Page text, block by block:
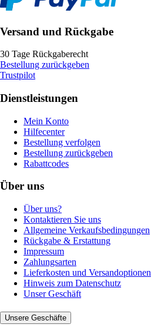
Versand und Rückgabe
30 Tage Rückgaberecht
Bestellung zurückgeben
Trustpilot
Dienstleistungen
Mein Konto
Hilfecenter
Bestellung verfolgen
Bestellung zurückgeben
Rabattcodes
Über uns
Über uns?
Kontaktieren Sie uns
Allgemeine Verkaufsbedingungen
Rückgabe & Erstattung
Impressum
Zahlungsarten
Lieferkosten und Versandoptionen
Hinweis zum Datenschutz
Unser Geschäft
Unsere Geschäfte